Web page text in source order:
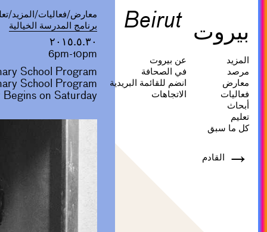
Beirut بيروت
المزيد
مرصد
معارض
فعاليات
أبحاث
تعليم
كل ما سبق
عن بيروت
في الصحافة
انضم للقائمة البريدية
الاتجاهات
معارض/فعاليات/المزيد/
برنامج المدرسة الخيالية
٢٠١٥.٥.٣٠
6pm-10pm
School Program
School Program
Begins on Saturday
→ القادم